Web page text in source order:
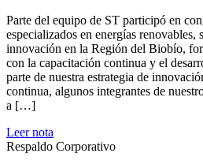
Parte del equipo de ST participó en
especializados en energías renovables,
innovación en la Región del Biobío,
con la capacitación continua y el
parte de nuestra estrategia de
continua, algunos integrantes de
a […]
Leer nota
Respaldo Corporativo